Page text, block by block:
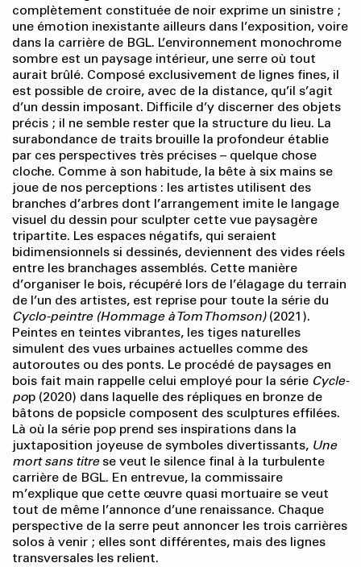
complètement constituée de noir exprime un sinistre ;
une émotion inexistante ailleurs dans l’exposition, voire
dans la carrière de BGL. L’environnement monochrome
sombre est un paysage intérieur, une serre où tout
aurait brûlé. Composé exclusivement de lignes fines, il
est possible de croire, avec de la distance, qu’il s’agit
d’un dessin imposant. Difficile d’y discerner des objets
précis ; il ne semble rester que la structure du lieu. La
surabondance de traits brouille la profondeur établie
par ces perspectives très précises – quelque chose
cloche. Comme à son habitude, la bête à six mains se
joue de nos perceptions : les artistes utilisent des
branches d’arbres dont l’arrangement imite le langage
visuel du dessin pour sculpter cette vue paysagère
tripartite. Les espaces négatifs, qui seraient
bidimensionnels si dessinés, deviennent des vides réels
entre les branchages assemblés. Cette manière
d’organiser le bois, récupéré lors de l’élagage du terrain
de l’un des artistes, est reprise pour toute la série du
Cyclo-peintre (Hommage à Tom Thomson) (2021).
Peintes en teintes vibrantes, les tiges naturelles
simulent des vues urbaines actuelles comme des
autoroutes ou des ponts. Le procédé de paysages en
bois fait main rappelle celui employé pour la série Cycle-
pop (2020) dans laquelle des répliques en bronze de
bâtons de popsicle composent des sculptures effilées.
Là où la série pop prend ses inspi­rations dans la
juxtaposition joyeuse de symboles divertissants, Une
mort sans titrese veut le silence final à la turbulente
carrière de BGL. En entrevue, la commissaire
m’explique que cette œuvre quasi mortuaire se veut
tout de même l’annonce d’une renaissance. Chaque
perspective de la serre peut annoncer les trois carrières
solos à venir ; elles sont différentes, mais des lignes
transversales les relient.